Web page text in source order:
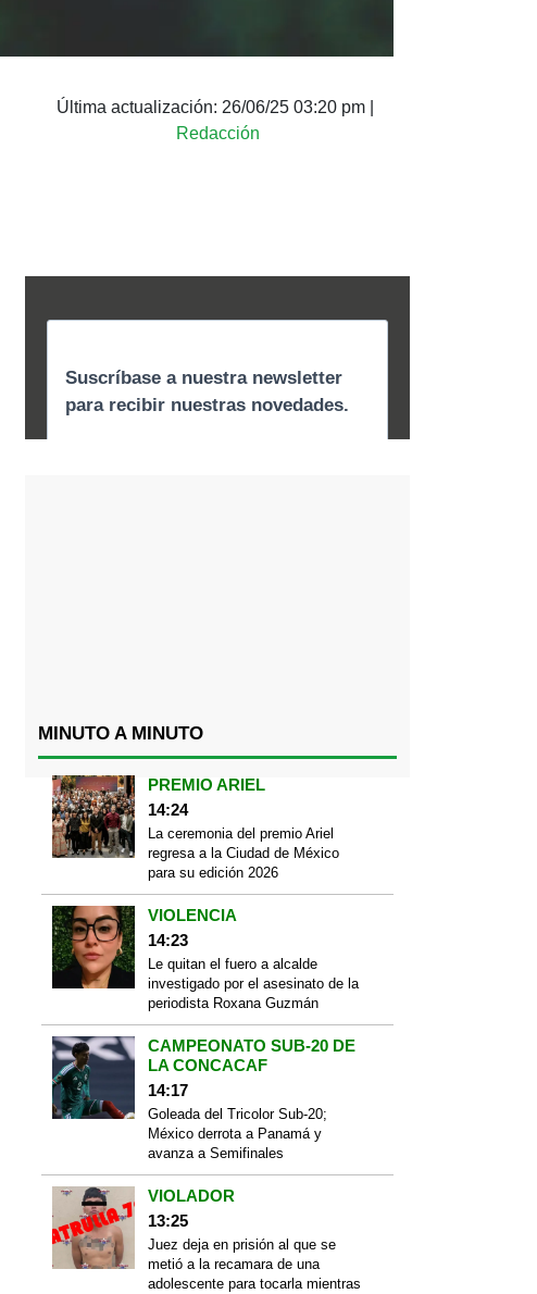
Última actualización: 26/06/25 03:20 pm
Redacción
MINUTO A MINUTO
PREMIO ARIEL
14:24
La ceremonia del premio Ariel
regresa a la Ciudad de México
para su edición 2026
VIOLENCIA
14:23
Le quitan el fuero a alcalde
investigado por el asesinato de la
periodista Roxana Guzmán
CAMPEONATO SUB-20 DE
LA CONCACAF
14:17
Goleada del Tricolor Sub-20;
México derrota a Panamá y
avanza a Semifinales
VIOLADOR
13:25
Juez deja en prisión al que se
metió a la recamara de una
adolescente para tocarla mientras